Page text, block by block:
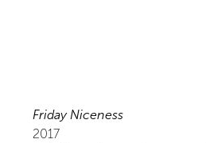
Friday Niceness
2017